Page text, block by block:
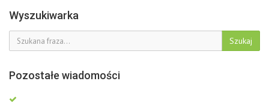
Wyszukiwarka
Szukaj
Pozostałe wiadomości